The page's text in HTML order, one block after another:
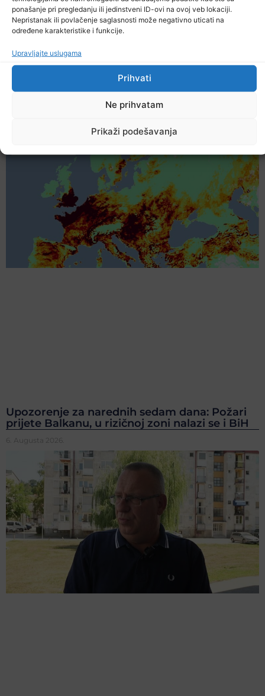
ponašanje pri pregledanju ili jedinstveni ID-ovi na ovoj veb lokaciji.
Nepristanak ili povlačenje saglasnosti može negativno uticati na
određene karakteristike i funkcije.
Upravljajte uslugama
Prihvati
Ne prihvatam
Prikaži podešavanja
Podijelite na mrežama
Ostale novosti
Upozorenje za narednih sedam dana: Požari
prijete Balkanu, u rizičnoj zoni nalazi se i BiH
6. Augusta 2026.